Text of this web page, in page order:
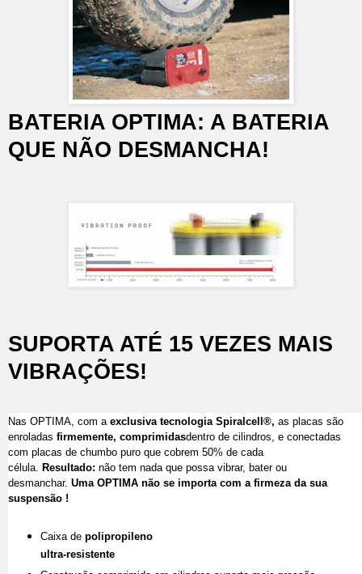
BATERIA OPTIMA: A BATERIA
QUE NÃO DESMANCHA!
SUPORTA ATÉ 15 VEZES MAIS
VIBRAÇÕES!
Nas OPTIMA, com a exclusiva tecnologia Spiralcell®, as placas são
enroladas firmemente, comprimidasdentro de cilindros, e conectadas
com placas de chumbo puro que cobrem 50% de cada
célula.
Resultado: não tem nada que possa vibrar, bater ou
desmanchar. Uma OPTIMA não se importa com a firmeza da sua
suspensão !
Caixa de polipropileno
ultra-resistente